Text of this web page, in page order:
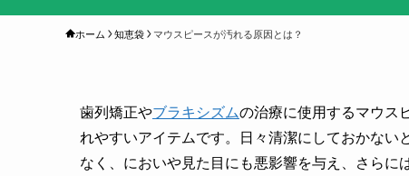
ホーム 知恵袋 マウスピースが汚れる原因とは？
歯列矯正やブラキシズムの治療に使用するマウス
れやすいアイテムです。日々清潔にしておかな
なく、においや見た目にも悪影響を与え、さら